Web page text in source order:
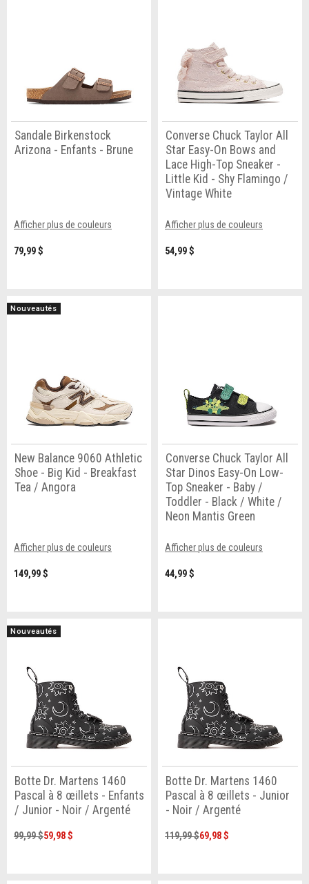
Sandale Birkenstock
Arizona - Enfants - Brune
Afficher plus de couleurs
79,99 $
Converse Chuck Taylor All
Star Easy-On Bows and
Lace High-Top Sneaker -
Little Kid - Shy Flamingo /
Vintage White
Afficher plus de couleurs
54,99 $
Nouveautés
New Balance 9060 Athletic
Shoe - Big Kid - Breakfast
Tea / Angora
Afficher plus de couleurs
149,99 $
Converse Chuck Taylor All
Star Dinos Easy-On Low-
Top Sneaker - Baby /
Toddler - Black / White /
Neon Mantis Green
Afficher plus de couleurs
44,99 $
Nouveautés
Botte Dr. Martens 1460
Pascal à 8 œillets - Enfants
/ Junior - Noir / Argenté
99,99 $59,98 $
Botte Dr. Martens 1460
Pascal à 8 œillets - Junior
- Noir / Argenté
119,99 $69,98 $